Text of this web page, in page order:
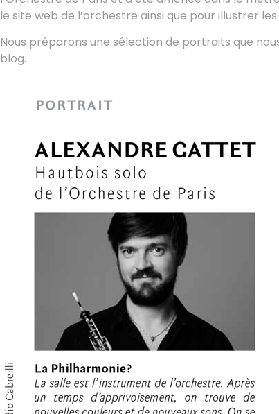
le site web de l’orchestre ainsi que pour illustrer
Nous préparons une sélection de portraits que
blog.